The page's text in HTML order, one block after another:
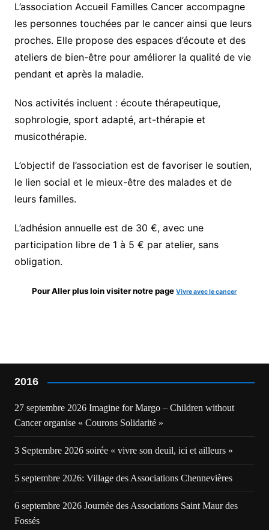
L’association Accueil Familles Cancer accompagne
les personnes touchées par le cancer ainsi que leurs
proches. Elle propose des espaces d’écoute et des
ateliers de bien-être pour améliorer la qualité de vie
pendant et après la maladie.
Nos activités incluent : écoute thérapeutique,
sophrologie, sport adapté, art-thérapie et
musicothérapie.
L’objectif de l’association est de favoriser le soutien,
le lien social et le mieux-être des malades et de
leurs familles.
L’adhésion annuelle est de 30 €, avec une
participation libre de 1 à 5 € par atelier, sans
obligation.
Pour Aller plus loin visiternotre pageVivre avec le cancer
2016
27 septembre 2026 Imagine for Margo – Children without
Cancer organise « Courons Solidarité »
3 Septembre 2026 soirée « vivre son deuil, ici et ailleurs »
5 septembre 2026: Village des Associations Chennevières
6 septembre 2026 Journée des Associations Saint Maur des
Fossés